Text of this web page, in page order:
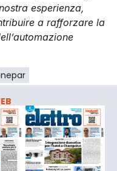
esperienza,
a rafforzare la